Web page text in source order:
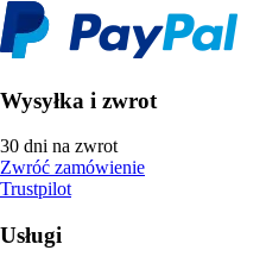
Wysyłka i zwrot
30 dni na zwrot
Zwróć zamówienie
Trustpilot
Usługi